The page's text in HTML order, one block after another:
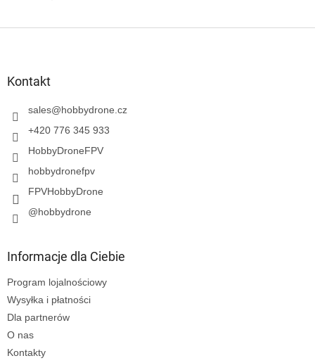
Kontakt
sales@hobbydrone.cz
+420 776 345 933
HobbyDroneFPV
hobbydronefpv
FPVHobbyDrone
@hobbydrone
Informacje dla Ciebie
Program lojalnościowy
Wysyłka i płatności
Dla partnerów
O nas
Kontakty